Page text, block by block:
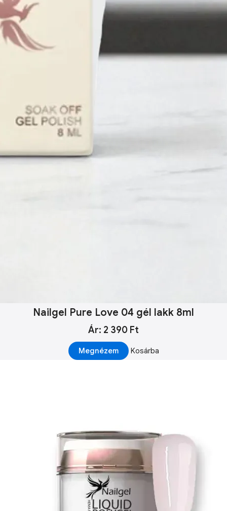
Nailgel Pure Love 04 gél lakk 8ml
Ár: 2 390 Ft
Megnézem Kosárba